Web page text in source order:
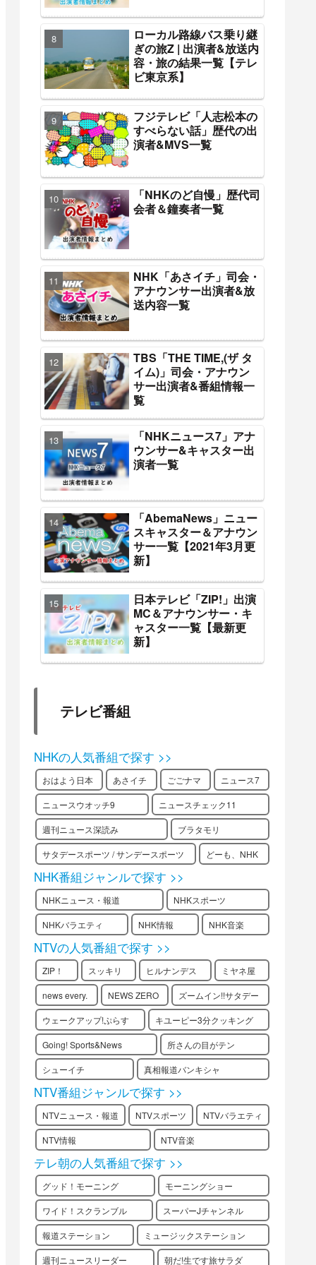
ローカル路線バス乗り継
ぎの旅Z | 出演者&放送内
容・旅の結果一覧【テレ
ビ東京系】
フジテレビ「人志松本の
すべらない話」歴代の出
演者&MVS一覧
「NHKのど自慢」歴代司
会者＆鐘奏者一覧
NHK「あさイチ」司会・
アナウンサー出演者&放
送内容一覧
TBS「THE TIME,(ザ タ
イム)」司会・アナウン
サー出演者&番組情報一
覧
「NHKニュース7」アナ
ウンサー&キャスター出
演者一覧
「AbemaNews」ニュー
スキャスター＆アナウン
サー一覧【2021年3月更
新】
日本テレビ「ZIP!」出演
MC＆アナウンサー・キ
ャスター一覧【最新更
新】
テレビ番組
NHKの人気番組で探す >>
おはよう日本 あさイチ ごごナマ ニュース7
ニュースウオッチ9 ニュースチェック11
週刊ニュース深読み ブラタモリ
サタデースポーツ / サンデースポーツ どーも、NHK
NHK番組ジャンルで探す >>
NHKニュース・報道 NHKスポーツ
NHKバラエティ NHK情報 NHK音楽
NTVの人気番組で探す >>
ZIP！ スッキリ ヒルナンデス ミヤネ屋
news every. NEWS ZERO ズームイン!!サタデー
ウェークアップ!ぷらす キユーピー3分クッキング
Going! Sports&News 所さんの目がテン
シューイチ 真相報道バンキシャ
NTV番組ジャンルで探す >>
NTVニュース・報道 NTVスポーツ NTVバラエティ
NTV情報 NTV音楽
テレ朝の人気番組で探す >>
グッド！モーニング モーニングショー
ワイド！スクランブル スーパーJチャンネル
報道ステーション ミュージックステーション
週刊ニュースリーダー 朝だ!生です旅サラダ